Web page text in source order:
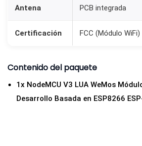
d
Antena PCB integrada
Certificación FCC (Módulo WiFi)
Contenido del paquete
1x NodeMCU V3 LUA WeMos
Desarrollo Basada en ESP8266